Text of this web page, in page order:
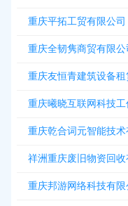
重庆平拓工贸有限公司
重庆全韧隽商贸有限公
重庆友恒青建筑设备租
重庆曦晓互联网科技
重庆乾合词元智能技术
祥洲重庆废旧物资回收
重庆邦游网络科技有限